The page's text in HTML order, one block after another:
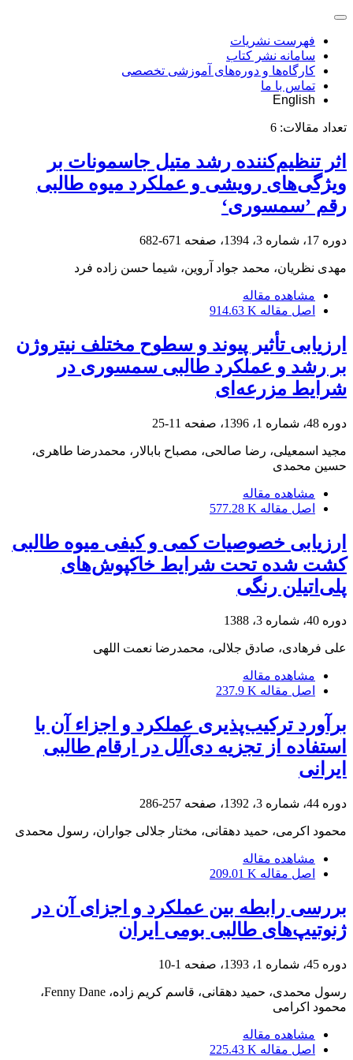
فهرست نشریات
سامانه نشر کتاب
کارگاه‌ها و دوره‌های آموزشی تخصصی
تماس با ما
English
تعداد مقالات: 6
اثر تنظیم‌کننده رشد متیل جاسمونات بر
ویژگی‌های رویشی و عملکرد میوه طالبی
رقم ʼسمسوریʻ
دوره 17، شماره 3، 1394، صفحه 671-682
مهدی نظریان، محمد جواد آروین، شیما حسن زاده فرد
مشاهده مقاله
اصل مقاله 914.63 K
ارزیابی تأثیر پیوند و سطوح مختلف نیتروژن
بر رشد و عملکرد طالبی سمسوری در
شرایط مزرعه‌ای
دوره 48، شماره 1، 1396، صفحه 11-25
مجید اسمعیلی، رضا صالحی، مصباح بابالار، محمدرضا طاهری،
حسین محمدی
مشاهده مقاله
اصل مقاله 577.28 K
ارزیابی خصوصیات کمی و کیفی میوه طالبی
کشت شده تحت شرایط خاکپوش‌های
پلی‌اتیلن رنگی
دوره 40، شماره 3، 1388
علی فرهادی، صادق جلالی، محمدرضا نعمت اللهی
مشاهده مقاله
اصل مقاله 237.9 K
برآورد ترکیب‌پذیری عملکرد و اجزاء آن با
استفاده از تجزیه دی‌آلل در ارقام طالبی
ایرانی
دوره 44، شماره 3، 1392، صفحه 257-286
محمود اکرمی، حمید دهقانی، مختار جلالی جواران، رسول محمدی
مشاهده مقاله
اصل مقاله 209.01 K
بررسی رابطه بین عملکرد و اجزای آن در
ژنوتیپ‌های طالبی بومی ایران
دوره 45، شماره 1، 1393، صفحه 1-10
رسول محمدی، حمید دهقانی، قاسم کریم زاده، Fenny Dane،
محمود اکرامی
مشاهده مقاله
اصل مقاله 225.43 K